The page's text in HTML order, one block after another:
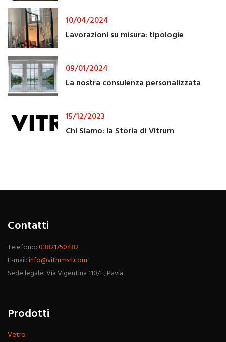
10/04/2024
Lavorazioni su misura: tipologie
09/01/2024
La nostra consulenza personalizzata
15/12/2023
Chi Siamo: la Storia di Vitrum
Contatti
Telefono:03821750482
E-mail:info@vitrumsrl.com
Sede legale: Via Vigentina 110/F, Pavia
Prodotti
Vetro